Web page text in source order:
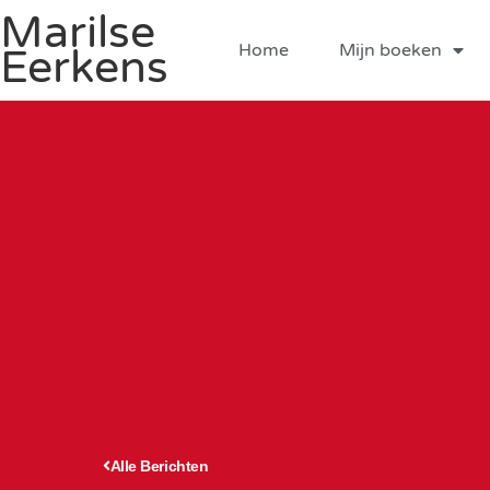
Marilse
Eerkens Home Mijn boeken
Alle Berichten